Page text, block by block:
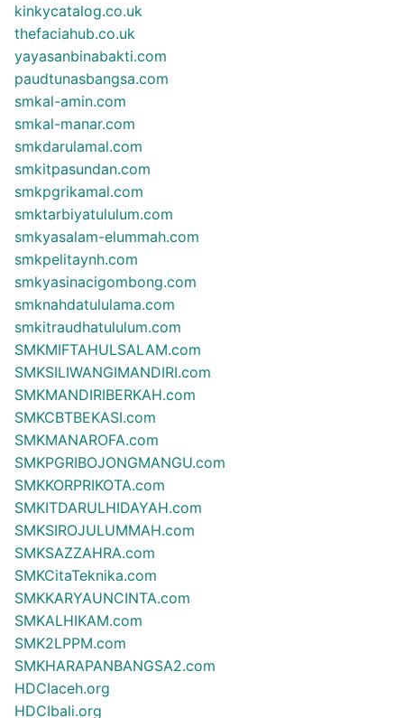
kinkycatalog.co.uk
thefaciahub.co.uk
yayasanbinabakti.com
paudtunasbangsa.com
smkal-amin.com
smkal-manar.com
smkdarulamal.com
smkitpasundan.com
smkpgrikamal.com
smktarbiyatululum.com
smkyasalam-elummah.com
smkpelitaynh.com
smkyasinacigombong.com
smknahdatululama.com
smkitraudhatululum.com
SMKMIFTAHULSALAM.com
SMKSILIWANGIMANDIRI.com
SMKMANDIRIBERKAH.com
SMKCBTBEKASI.com
SMKMANAROFA.com
SMKPGRIBOJONGMANGU.com
SMKKORPRIKOTA.com
SMKITDARULHIDAYAH.com
SMKSIROJULUMMAH.com
SMKSAZZAHRA.com
SMKCitaTeknika.com
SMKKARYAUNCINTA.com
SMKALHIKAM.com
SMK2LPPM.com
SMKHARAPANBANGSA2.com
HDCIaceh.org
HDCIbali.org